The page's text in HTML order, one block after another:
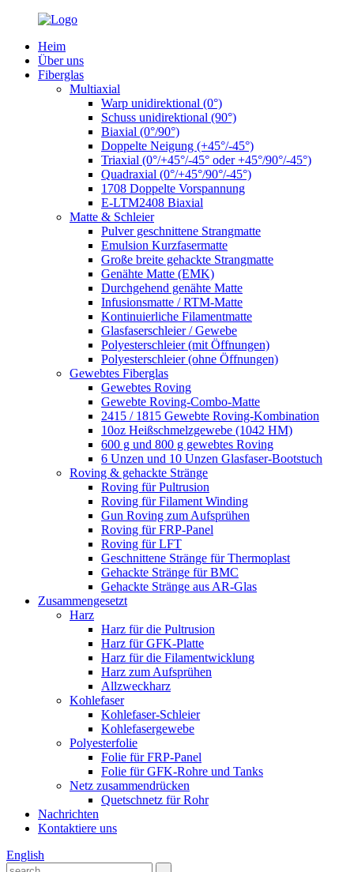
Heim
Über uns
Fiberglas
Multiaxial
Warp unidirektional (0°)
Schuss unidirektional (90°)
Biaxial (0°/90°)
Doppelte Neigung (+45°/-45°)
Triaxial (0°/+45°/-45° oder +45°/90°/-45°)
Quadraxial (0°/+45°/90°/-45°)
1708 Doppelte Vorspannung
E-LTM2408 Biaxial
Matte & Schleier
Pulver geschnittene Strangmatte
Emulsion Kurzfasermatte
Große breite gehackte Strangmatte
Genähte Matte (EMK)
Durchgehend genähte Matte
Infusionsmatte / RTM-Matte
Kontinuierliche Filamentmatte
Glasfaserschleier / Gewebe
Polyesterschleier (mit Öffnungen)
Polyesterschleier (ohne Öffnungen)
Gewebtes Fiberglas
Gewebtes Roving
Gewebte Roving-Combo-Matte
2415 / 1815 Gewebte Roving-Kombination
10oz Heißschmelzgewebe (1042 HM)
600 g und 800 g gewebtes Roving
6 Unzen und 10 Unzen Glasfaser-Bootstuch
Roving & gehackte Stränge
Roving für Pultrusion
Roving für Filament Winding
Gun Roving zum Aufsprühen
Roving für FRP-Panel
Roving für LFT
Geschnittene Stränge für Thermoplast
Gehackte Stränge für BMC
Gehackte Stränge aus AR-Glas
Zusammengesetzt
Harz
Harz für die Pultrusion
Harz für GFK-Platte
Harz für die Filamentwicklung
Harz zum Aufsprühen
Allzweckharz
Kohlefaser
Kohlefaser-Schleier
Kohlefasergewebe
Polyesterfolie
Folie für FRP-Panel
Folie für GFK-Rohre und Tanks
Netz zusammendrücken
Quetschnetz für Rohr
Nachrichten
Kontaktiere uns
English